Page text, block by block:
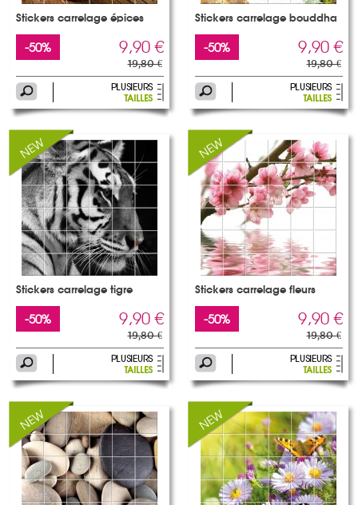
Stickers carrelage épices
-50% 9,90 €
19,80 €
Stickers carrelage bouddha
-50% 9,90 €
19,80 €
Stickers carrelage tigre
-50% 9,90 €
19,80 €
Stickers carrelage fleurs
-50% 9,90 €
19,80 €